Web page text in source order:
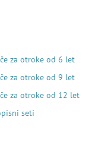
za otroke od 6 let
za otroke od 9 let
za otroke od 12 let
seti